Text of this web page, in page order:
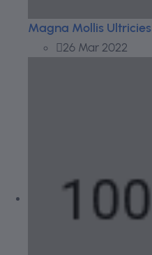
Magna Mollis Ultricies
26 Mar 2022